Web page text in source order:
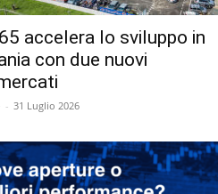
accelera lo sviluppo in
con due nuovi
- 31 Luglio 2026